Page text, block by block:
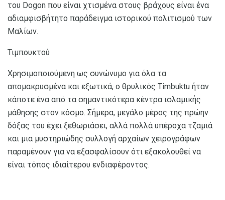
του Dogon που είναι χτισμένα στους βράχους είναι ένα
αδιαμφισβήτητο παράδειγμα ιστορικού πολιτισμού των
Μαλίων.
Τιμπουκτού
Χρησιμοποιούμενη ως συνώνυμο για όλα τα
απομακρυσμένα και εξωτικά, ο θρυλικός Timbuktu ήταν
κάποτε ένα από τα σημαντικότερα κέντρα ισλαμικής
μάθησης στον κόσμο. Σήμερα, μεγάλο μέρος της πρώην
δόξας του έχει ξεθωριάσει, αλλά πολλά υπέροχα τζαμιά
και μια μυστηριώδης συλλογή αρχαίων χειρογράφων
παραμένουν για να εξασφαλίσουν ότι εξακολουθεί να
είναι τόπος ιδιαίτερου ενδιαφέροντος.